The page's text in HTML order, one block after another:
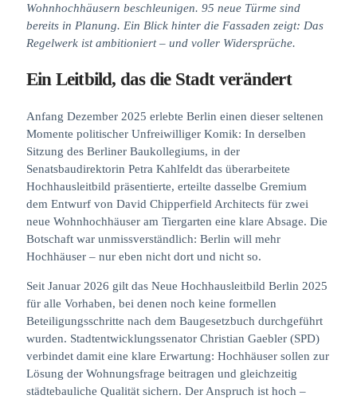
Wohnhochhäusern beschleunigen. 95 neue Türme sind
bereits in Planung. Ein Blick hinter die Fassaden zeigt: Das
Regelwerk ist ambitioniert – und voller Widersprüche.
Ein Leitbild, das die Stadt verändert
Anfang Dezember 2025 erlebte Berlin einen dieser seltenen
Momente politischer Unfreiwilliger Komik: In derselben
Sitzung des Berliner Baukollegiums, in der
Senatsbaudirektorin Petra Kahlfeldt das überarbeitete
Hochhausleitbild präsentierte, erteilte dasselbe Gremium
dem Entwurf von David Chipperfield Architects für zwei
neue Wohnhochhäuser am Tiergarten eine klare Absage. Die
Botschaft war unmissverständlich: Berlin will mehr
Hochhäuser – nur eben nicht dort und nicht so.
Seit Januar 2026 gilt das Neue Hochhausleitbild Berlin 2025
für alle Vorhaben, bei denen noch keine formellen
Beteiligungsschritte nach dem Baugesetzbuch durchgeführt
wurden. Stadtentwicklungssenator Christian Gaebler (SPD)
verbindet damit eine klare Erwartung: Hochhäuser sollen zur
Lösung der Wohnungsfrage beitragen und gleichzeitig
städtebauliche Qualität sichern. Der Anspruch ist hoch –